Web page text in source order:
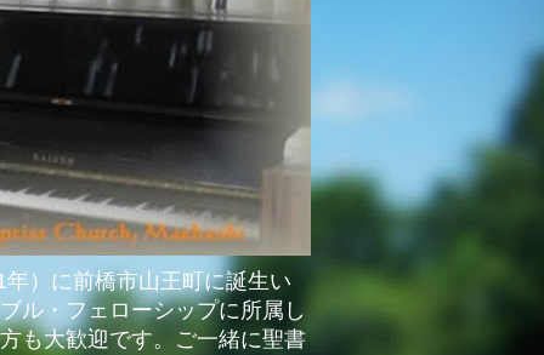
）に前橋市山王町に誕生い
ル・フェローシップに所属し
も大歓迎です。ご一緒に聖書